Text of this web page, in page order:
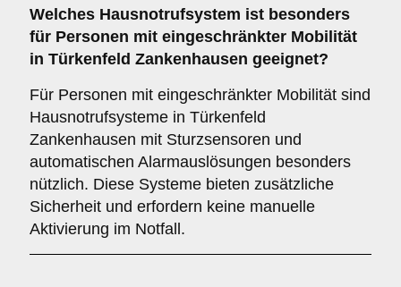
Welches Hausnotrufsystem ist besonders
für Personen mit eingeschränkter Mobilität
in Türkenfeld Zankenhausen geeignet?
Für Personen mit eingeschränkter Mobilität sind
Hausnotrufsysteme in Türkenfeld
Zankenhausen mit Sturzsensoren und
automatischen Alarmauslösungen besonders
nützlich. Diese Systeme bieten zusätzliche
Sicherheit und erfordern keine manuelle
Aktivierung im Notfall.